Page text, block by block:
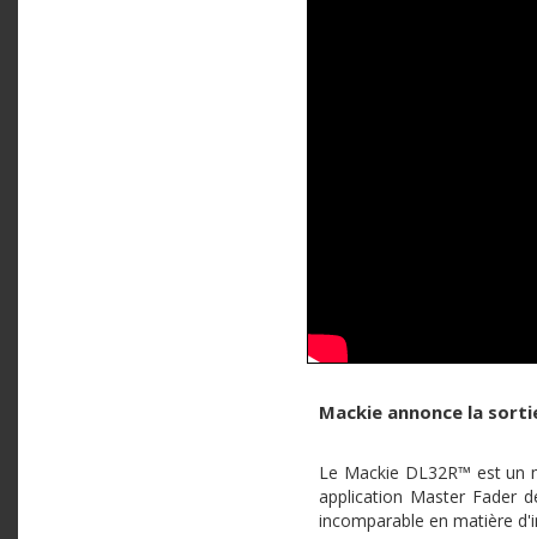
Mackie annonce la
Le Mackie DL32R™ estun
application Master Fader
incomparable en matière